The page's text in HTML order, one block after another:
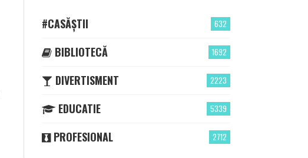
632
#CASĂȘTII
1692
BIBLIOTECĂ
2223
DIVERTISMENT
5339
EDUCATIE
2712
PROFESIONAL